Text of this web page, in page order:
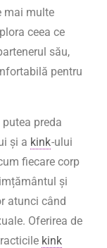
mai multe
ceea ce
său,
pentru
preda
și a kink-ului
fiecare corp
și
atunci când
Oferirea de
kink